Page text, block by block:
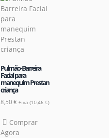
Pulmão-Barreira
Facial para
manequim Prestan
criança
8,50€ +iva (10,46 €)
Comprar
Agora